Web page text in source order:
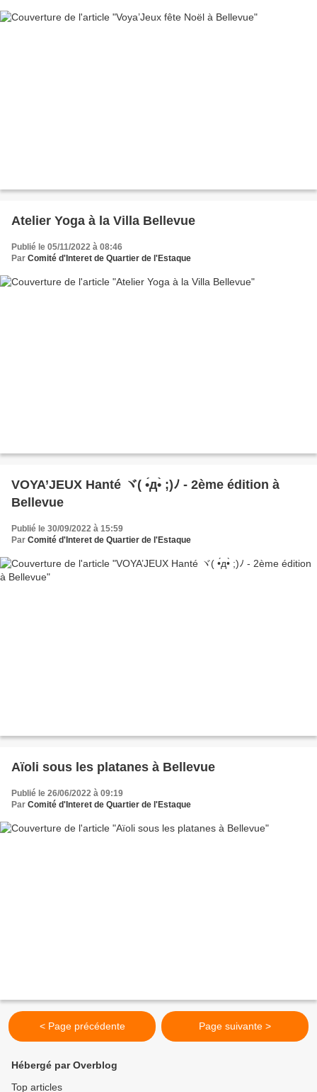
Atelier Yoga à la Villa Bellevue
Publié le 05/11/2022 à 08:46
Par Comité d'Interet de Quartier de l'Estaque
VOYA’JEUX Hanté ヾ( •́д•̀ ;)ﾉ - 2ème édition à
Bellevue
Publié le 30/09/2022 à 15:59
Par Comité d'Interet de Quartier de l'Estaque
Aïoli sous les platanes à Bellevue
Publié le 26/06/2022 à 09:19
Par Comité d'Interet de Quartier de l'Estaque
< Page précédente Page suivante >
Hébergé par Overblog
Top articles